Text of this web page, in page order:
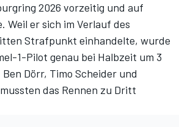
2026 vorzeitig und auf
Weil er sich im Verlauf des
Strafpunkt einhandelte, wurde
1-Pilot genau bei Halbzeit um 3
Dörr, Timo Scheider und
das Rennen zu Dritt